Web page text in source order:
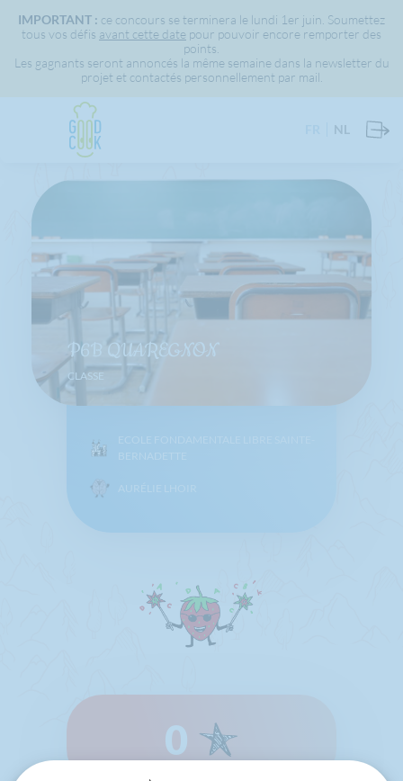
IMPORTANT : ce concours se terminera le lundi 1er juin. Soumettez
tous vos défis avant cette date pour pouvoir encore remporter des
points.
Les gagnants seront annoncés la même semaine dans la newsletter du
projet et contactés personnellement par mail.
NL
P6B QUAREGNON
CLASSE
AURÉLIE LHOIR
0